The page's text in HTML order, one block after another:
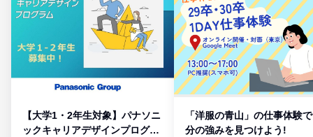
【大学1・2年生対象】パナソニ
ックキャリアデザインプログラ
「洋服の青山」の仕事体験
分の強みを見つけよう!